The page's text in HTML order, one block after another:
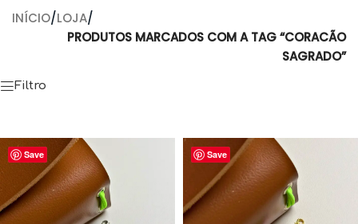
INÍCIO/LOJA/
PRODUTOS MARCADOS COM A TAG “CORACÃO
SAGRADO”
Filtro
Save Save